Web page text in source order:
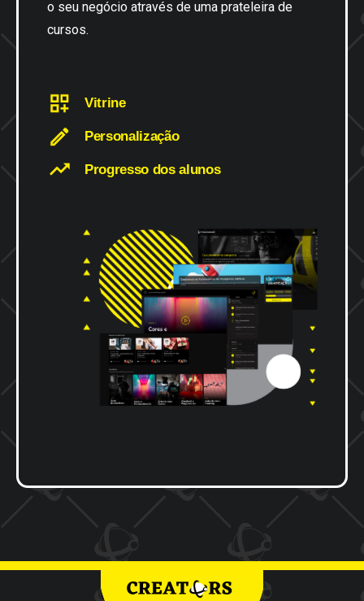
o seu negócio através de uma prateleira de
cursos.
Vitrine
Personalização
Progresso dos alunos